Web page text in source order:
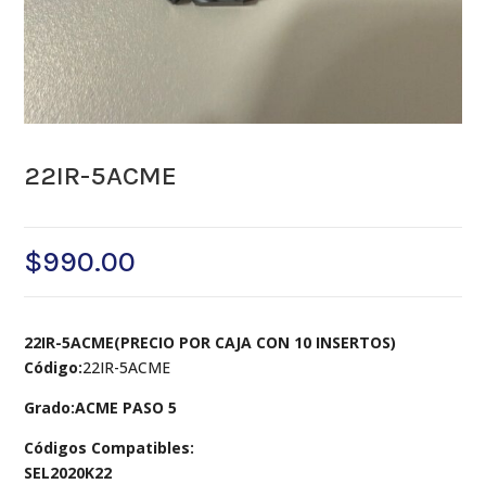
22IR-5ACME
$990.00
22IR-5ACME(PRECIO POR CAJA CON 10 INSERTOS)
Código:22IR-5ACME
Grado:ACME PASO 5
Códigos Compatibles:
SEL2020K22